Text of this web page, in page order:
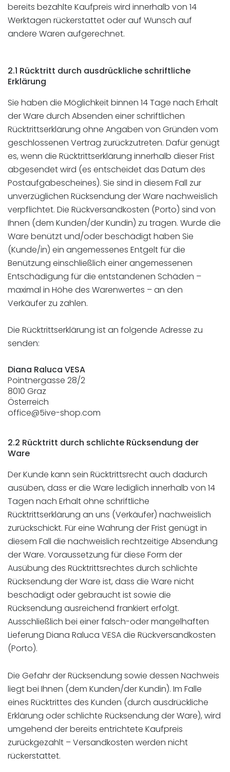
bereits bezahlte Kaufpreis wird innerhalb von 14
Werktagen rückerstattet oder auf Wunsch auf
andere Waren aufgerechnet.
2.1 Rücktritt durch ausdrückliche schriftliche
Erklärung
Sie haben die Möglichkeit binnen 14 Tage nach Erhalt
der Ware durch Absenden einer schriftlichen
Rücktrittserklärung ohne Angaben von Gründen vom
geschlossenen Vertrag zurückzutreten. Dafür genügt
es, wenn die Rücktrittserklärung innerhalb dieser Frist
abgesendet wird (es entscheidet das Datum des
Postaufgabescheines). Sie sind in diesem Fall zur
unverzüglichen Rücksendung der Ware nachweislich
verpflichtet. Die Rückversandkosten (Porto) sind von
Ihnen (dem Kunden/der Kundin) zu tragen. Wurde die
Ware benützt und/oder beschädigt haben Sie
(Kunde/in) ein angemessenes Entgelt für die
Benützung einschließlich einer angemessenen
Entschädigung für die entstandenen Schäden –
maximal in Höhe des Warenwertes – an den
Verkäufer zu zahlen.
Die Rücktrittserklärung ist an folgende Adresse zu
senden:
Diana Raluca VESA
Pointnergasse 28/2
8010 Graz
Österreich
office@5ive-shop.com
2.2 Rücktritt durch schlichte Rücksendung der
Ware
Der Kunde kann sein Rücktrittsrecht auch dadurch
ausüben, dass er die Ware lediglich innerhalb von 14
Tagen nach Erhalt ohne schriftliche
Rücktrittserklärung an uns (Verkäufer) nachweislich
zurückschickt. Für eine Wahrung der Frist genügt in
diesem Fall die nachweislich rechtzeitige Absendung
der Ware. Voraussetzung für diese Form der
Ausübung des Rücktrittsrechtes durch schlichte
Rücksendung der Ware ist, dass die Ware nicht
beschädigt oder gebraucht ist sowie die
Rücksendung ausreichend frankiert erfolgt.
Ausschließlich bei einer falsch-oder mangelhaften
Lieferung Diana Raluca VESA die Rückversandkosten
(Porto).
Die Gefahr der Rücksendung sowie dessen Nachweis
liegt bei Ihnen (dem Kunden/der Kundin). Im Falle
eines Rücktrittes des Kunden (durch ausdrückliche
Erklärung oder schlichte Rücksendung der Ware), wird
umgehend der bereits entrichtete Kaufpreis
zurückgezahlt – Versandkosten werden nicht
rückerstattet.